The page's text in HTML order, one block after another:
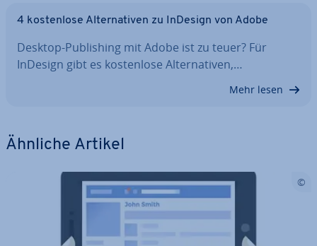
4 kos­ten­lo­se Al­ter­na­ti­ven zu InDesign von Adobe
Desktop-Pu­bli­shing mit Adobe ist zu teuer? Für
InDesign gibt es kos­ten­lo­se Al­ter­na­ti­ven,…
Mehr lesen
Ähnliche Artikel